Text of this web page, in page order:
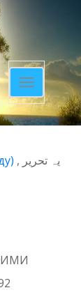
Toggle
navigation
یہ تحریر )